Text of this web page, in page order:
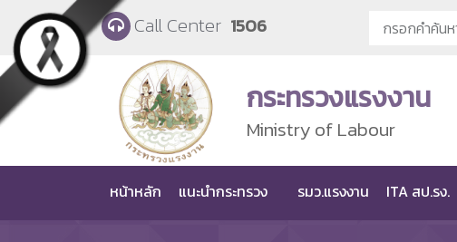
Skip to main content
Call Center 1506
กระทรวงแรงงาน
Ministry of Labour
หน้าหลัก แนะนำกระทรวง รมว.แรงงาน ITA สป.รง.